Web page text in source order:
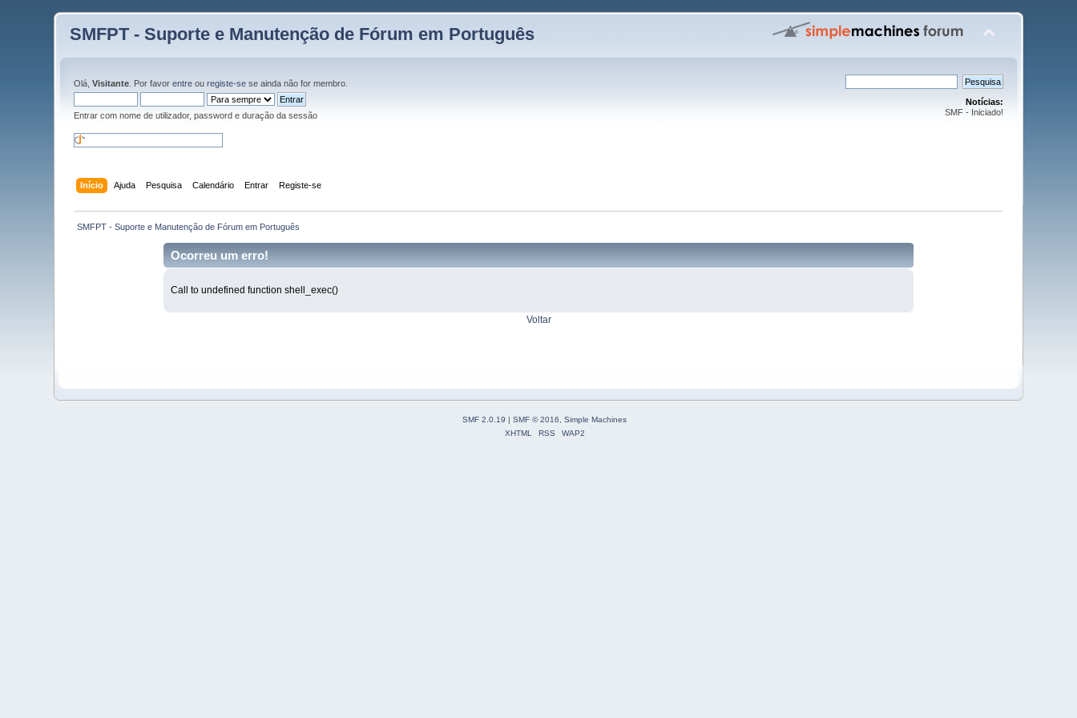
SMFPT - Suporte e Manutenção de Fórum em Português
Olá,Visitante . Por favorentre ouregiste-se se ainda não for membro.
Entrar com nome de utilizador, password e duração da sessão
Notícias:
SMF - Iniciado!
Início Ajuda Pesquisa Calendário Entrar Registe-se
SMFPT - Suporte e Manutenção de Fórum em Português
Ocorreu um erro!
Call to undefined function shell_exec()
Voltar
SMF 2.0.19 | SMF © 2016, Simple Machines
XHTML
RSS WAP2